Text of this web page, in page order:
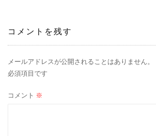
ゲ
ー
シ
ョ
コメントを残す
メールアドレスが公開されることはありません。
必須項目です
コメント ※